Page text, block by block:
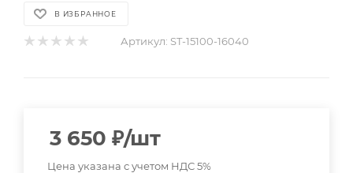
В ИЗБРАННОЕ
Артикул: ST-15100-16040
3 650 ₽/шт
Цена указана с учетом НДС 5%